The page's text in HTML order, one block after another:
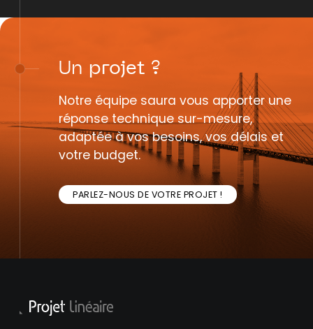
Un projet ?
Notre équipe saura vous apporter une
réponse technique sur-mesure,
adaptée à vos besoins, vos délais et
votre budget.
PARLEZ-NOUS DE VOTRE PROJET !